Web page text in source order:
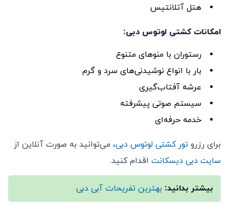
هتل آتلانتیس
امکانات کشتی لوتوس دبی:
رستوران با منوهای متنوع
بار با انواع نوشیدنی‌های سرد و گرم
عرشه آفتاب‌گیری
سیستم صوتی پیشرفته
خدمه حرفه‌ای
برای رزرو تور کشتی لوتوس دبی، می‌توانید به صورت آنلاین از
سایت دبی دیسکانت اقدام کنید.
بیشتر بدانید: بهترین تفریحات آبی دبی